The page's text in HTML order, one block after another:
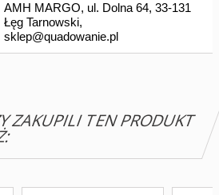
AMH MARGO, ul. Dolna 64, 33-131
Łęg Tarnowski,
sklep@quadowanie.pl
ZAKUPILI TEN PRODUKT